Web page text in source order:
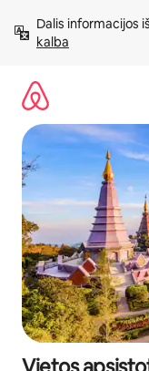
prie
turinio
Dalis informacijos
kalba